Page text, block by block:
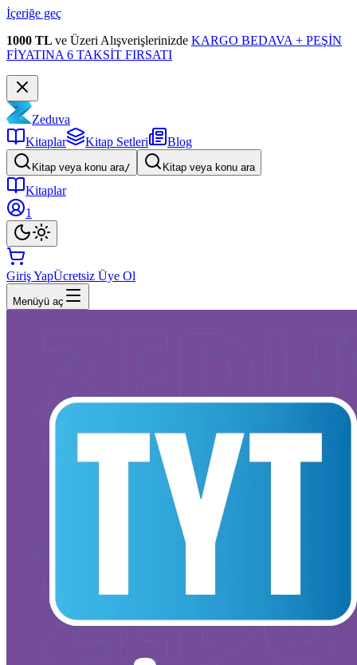
İçeriğe geç
1000 TL ve Üzeri Alışverişlerinizde KARGO BEDAVA + PEŞİN
FİYATINA 6 TAKSİT FIRSATI
Zeduva
Kitaplar
Kitap Setleri Blog
Kitap veya konu ara/ Kitap veya konu ara
Kitaplar
1
Giriş YapÜcretsiz Üye Ol
Menüyü aç